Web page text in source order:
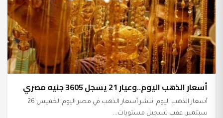
أسعار الذهب اليوم..وعيار 21 يسجل 3605 جنيه مصري
أسعار الذهب اليوم ننشر أسعار الذهب في مصر اليوم الخميس 26
سبتمبر، عقب تسجيل مستويات...